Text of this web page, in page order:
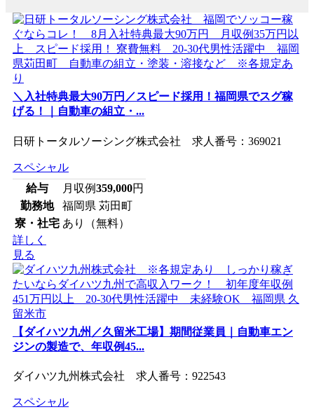
＼入社特典最大90万円／スピード採用！福岡県でスグ稼
げる！｜自動車の組立・...
日研トータルソーシング株式会社 求人番号：369021
スペシャル
給与
月収例359,000円
勤務地
福岡県 苅田町
寮・社宅 あり（無料）
詳しく
見る
【ダイハツ九州／久留米工場】期間従業員｜自動車エン
ジンの製造で、年収例45...
ダイハツ九州株式会社 求人番号：922543
スペシャル